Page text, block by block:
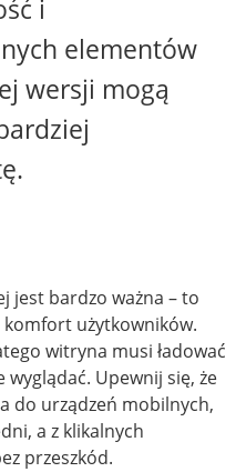
i
elementów
wersji mogą
jest bardzo ważna – to
komfort użytkowników.
witryna musi ładować
wyglądać. Upewnij się, że
do urządzeń mobilnych,
a z klikalnych
przeszkód.